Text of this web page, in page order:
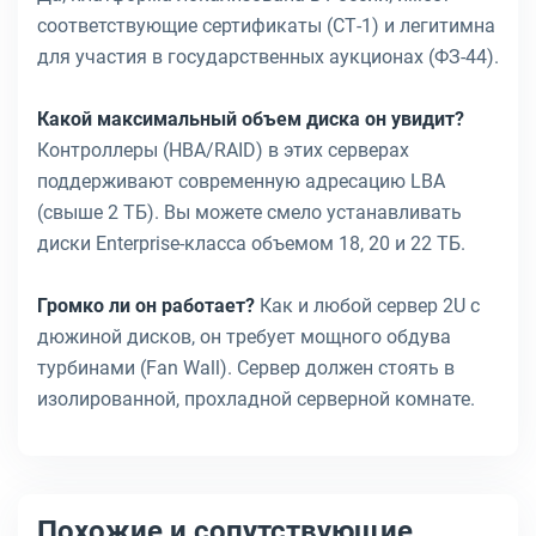
соответствующие сертификаты (СТ-1) и легитимна
для участия в государственных аукционах (ФЗ-44).
Какой максимальный объем диска он увидит?
Контроллеры (HBA/RAID) в этих серверах
поддерживают современную адресацию LBA
(свыше 2 ТБ). Вы можете смело устанавливать
диски Enterprise-класса объемом 18, 20 и 22 ТБ.
Громко ли он работает? Как и любой сервер 2U с
дюжиной дисков, он требует мощного обдува
турбинами (Fan Wall). Сервер должен стоять в
изолированной, прохладной серверной комнате.